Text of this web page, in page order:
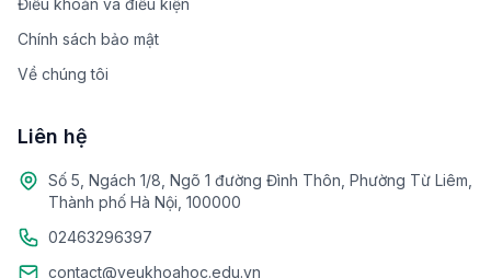
Điều khoản và điều kiện
Chính sách bảo mật
Về chúng tôi
Liên hệ
Số 5, Ngách 1/8, Ngõ 1 đường Đình Thôn, Phường Từ Liêm,
Thành phố Hà Nội, 100000
02463296397
contact@yeukhoahoc.edu.vn